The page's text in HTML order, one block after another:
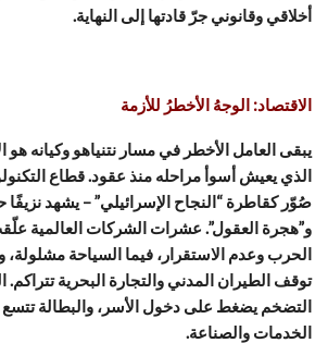
أخلاقي وقانوني جرّ قادتها إلى النهاية.
الاقتصاد: الوجهُ الأخطرُ للأزمة
يبقى العامل الأخطر في مسار نتنياهو وكيانه هو
الذي يعيش أسوأ مراحله منذ عقود. قطاع
صُوّر كقاطرة “النجاح الإسرائيلي” – يشهد نزيفًا
و”هجرة العقول”. عشرات الشركات العالمية
الحرب وعدم الاستقرار، فيما السياحة مشلولة،
توقف الطيران المدني والتجارة البحرية تتراكم.
التضخم يضغط على دخول الأسر، والبطالة
الخدمات والصناعة.